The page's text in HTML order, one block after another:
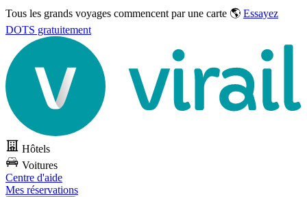
Tous les grands voyages commencent par une carte 🌎 Essayez
DOTS gratuitement
Hôtels
Voitures
Centre d'aide
Mes réservations